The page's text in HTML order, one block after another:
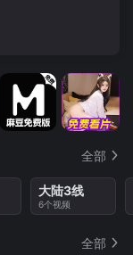
全部
大陆3线
6个视频
全部